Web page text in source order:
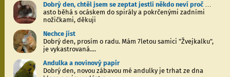
Dobrý den, chtěl jsem se zeptat jestli někdo neví proč moje malá potkanice...
asto běhá s ocáskem do spirály a pokrčenými zadními
nožičkami, děkuji
Nechce jíst
Dobrý den, prosím o radu. Mám 7letou samici "Žvejkalku",
je vykastrovaná....
Andulka a novinový papír
Dobrý den, novou zábavou mé andulky je trhat ze dna